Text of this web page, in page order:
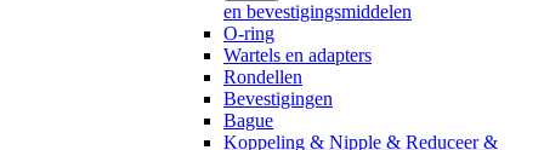
en bevestigingsmiddelen
O-ring
Wartels en adapters
Rondellen
Bevestigingen
Bague
Koppeling & Nipple & Reduceer &